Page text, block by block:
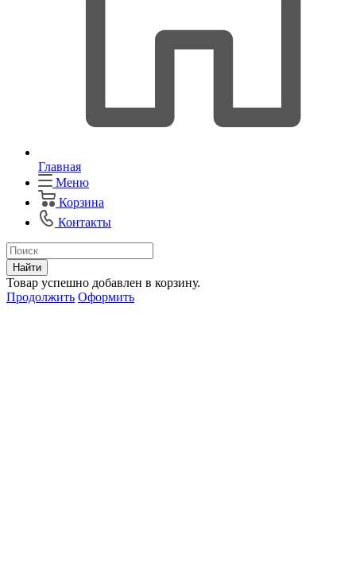
Главная
Меню
Корзина
Контакты
Найти
Товар успешно добавлен в корзину.
Продолжить Оформить